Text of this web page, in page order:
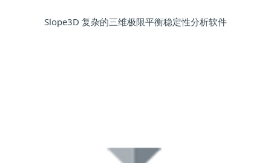
Slope3D 复杂的三维极限平衡稳定性分析软件